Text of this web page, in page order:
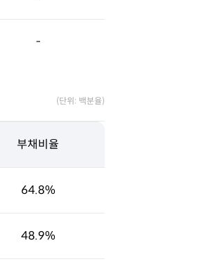
-
(단위: 백분율)
부채비율
64.8%
48.9%